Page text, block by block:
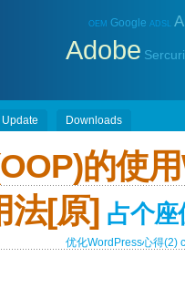
OEM Google ADSL
Adobe
Downloads
的使
法[原] 占个座
优化WordPress心得(2)